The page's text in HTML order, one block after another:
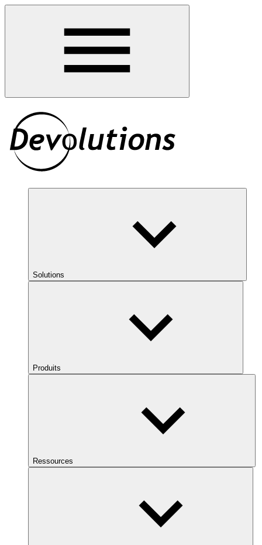
Solutions
Produits
Ressources